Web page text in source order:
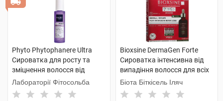
Phyto Phytophanere Ultra
Сироватка для росту та
зміцнення волосся від
корінців до самих кінчиків
50 мл 1 флакон
Лабораторії Фітосольба
Bioxsine DermaGen Forte
Сироватка інтенсивна від
випадіння волосся для всіх
типів 50 мл 3 флакона
Біота Біткісель Іляч